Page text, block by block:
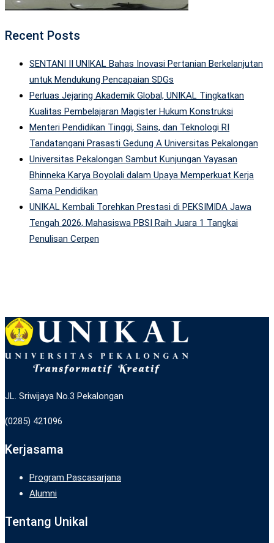
Recent Posts
SENTANI II UNIKAL Bahas Inovasi Pertanian Berkelanjutan
untuk Mendukung Pencapaian SDGs
Perluas Jejaring Akademik Global, UNIKAL Tingkatkan
Kualitas Pembelajaran Magister Hukum Konstruksi
Menteri Pendidikan Tinggi, Sains, dan Teknologi RI
Tandatangani Prasasti Gedung A Universitas Pekalongan
Universitas Pekalongan Sambut Kunjungan Yayasan
Bhinneka Karya Boyolali dalam Upaya Memperkuat Kerja
Sama Pendidikan
UNIKAL Kembali Torehkan Prestasi di PEKSIMIDA Jawa
Tengah 2026, Mahasiswa PBSI Raih Juara 1 Tangkai
Penulisan Cerpen
JL. Sriwijaya No.3 Pekalongan
(0285) 421096
Kerjasama
Program Pascasarjana
Alumni
Tentang Unikal